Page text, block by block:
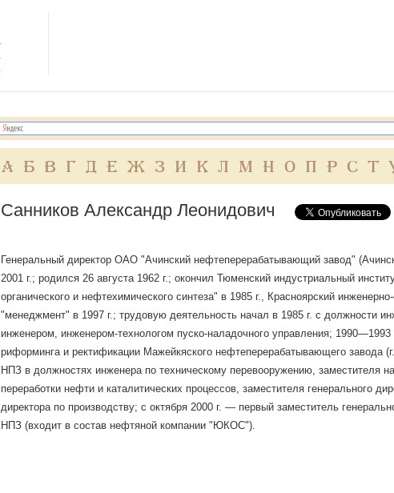
А Б В Г Д Е Ж З И К Л М Н О П Р С Т
Санников Александр Леонидович
Генеральный директор ОАО "Ачинский нефтеперерабатывающий завод"
2001 г.; родился 26 августа 1962 г.; окончил Тюменский индустриальный
органического и нефтехимического синтеза" в 1985 г., Красноярский
"менеджмент" в 1997 г.; трудовую деятельность начал в 1985 г. с должности
инженером, инженером-технологом пуско-наладочного управления; 1990—1993
риформинга и ректификации Мажейкяского нефтеперерабатывающего завода
НПЗ в должностях инженера по техническому перевооружению, заместителя
переработки нефти и каталитических процессов, заместителя генерального
директора по производству; с октября 2000 г. — первый заместитель
НПЗ (входит в состав нефтяной компании "ЮКОС").